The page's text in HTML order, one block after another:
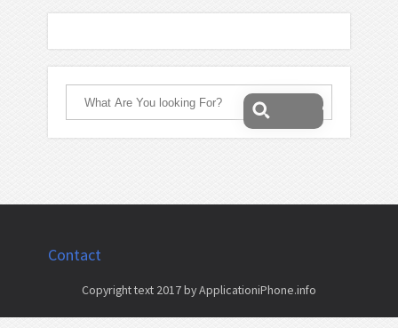
Contact
Copyright text 2017 by ApplicationiPhone.info